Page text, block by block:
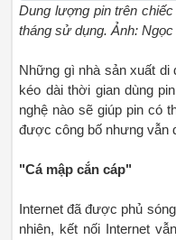
Dung lượng pin trên
tháng sử dụng. Ảnh: Ngọc
Những gì nhà sản xuất di
kéo dài thời gian dùng
nghệ nào sẽ giúp pin có
được công bố nhưng vẫn
"Cá mập cắn cáp"
Internet đã được phủ
nhiên, kết nối Internet